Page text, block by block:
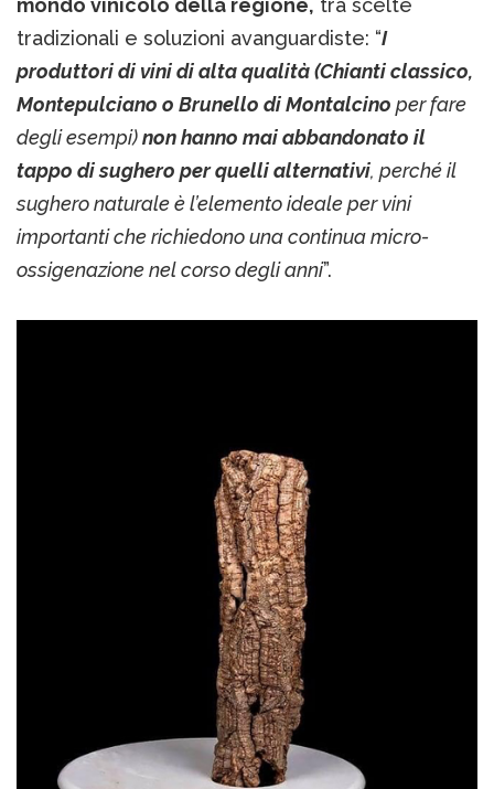
mondo vinicolo della regione, tra scelte
tradizionali e soluzioni avanguardiste: “I
produttori di vini di alta qualità (Chianti classico,
Montepulciano o Brunello di Montalcino per fare
degli esempi)non hanno mai abbandonato il
tappo di sughero per quelli alternativi, perché il
sughero naturale è l’elemento ideale per vini
importanti che richiedono una continua micro-
ossigenazione nel corso degli anni”.